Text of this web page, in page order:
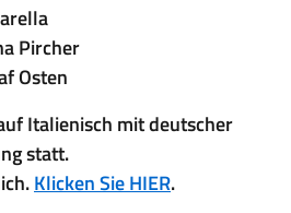
Pircher
Osten
Italienisch mit deutscher
statt.
Klicken Sie HIER.